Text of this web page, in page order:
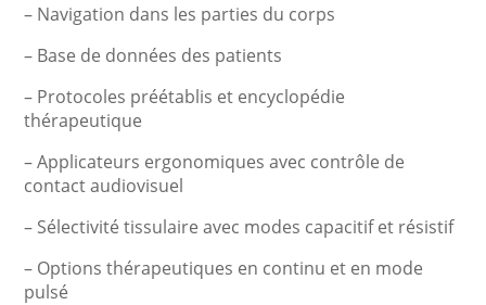
– Navigation dans les parties du corps
– Base de données des patients
– Protocoles préétablis et encyclopédie
thérapeutique
– Applicateurs ergonomiques avec contrôle de
contact audiovisuel
– Sélectivité tissulaire avec modes capacitif et résistif
– Options thérapeutiques en continu et en mode
pulsé